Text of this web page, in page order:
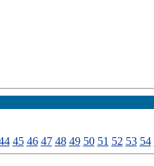
45 46 47 48 49 50 51 52 53 54